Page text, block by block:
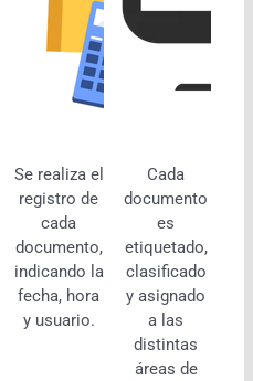
Se realiza el
registro de
cada
documento,
indicando la
fecha, hora
y usuario.
Cada
documento
es
etiquetado,
clasificado
y asignado
a las
distintas
áreas de